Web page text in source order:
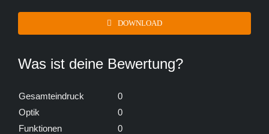
DOWNLOAD
Was ist deine Bewertung?
Gesamteindruck
0
Optik
0
Funktionen
0